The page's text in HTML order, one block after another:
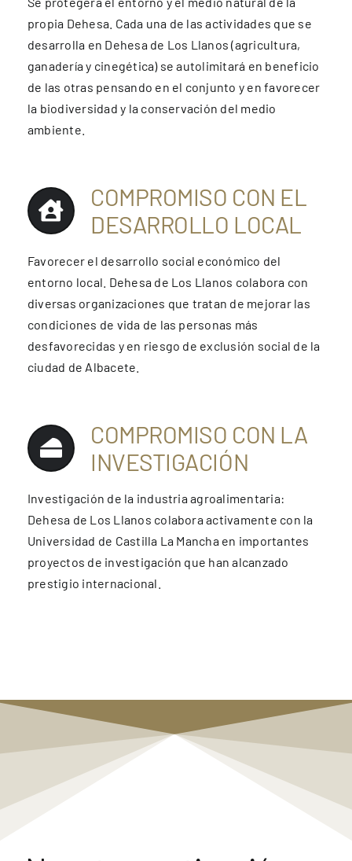
propia Dehesa. Cada una de las actividades que se
desarrolla en Dehesa de Los Llanos (agricultura,
ganadería y cinegética) se autolimitará en beneficio
de las otras pensando en el conjunto y en favorecer
la biodiversidad y la conservación del medio
ambiente.
COMPROMISO CON EL
DESARROLLO LOCAL
Favorecer el desarrollo social económico del
entorno local. Dehesa de Los Llanos colabora con
diversas organizaciones que tratan de mejorar las
condiciones de vida de las personas más
desfavorecidas y en riesgo de exclusión social de la
ciudad de Albacete.
COMPROMISO CON LA
INVESTIGACIÓN
Investigación de la industria agroalimentaria:
Dehesa de Los Llanos colabora activamente con la
Universidad de Castilla La Mancha en importantes
proyectos de investigación que han alcanzado
prestigio internacional.